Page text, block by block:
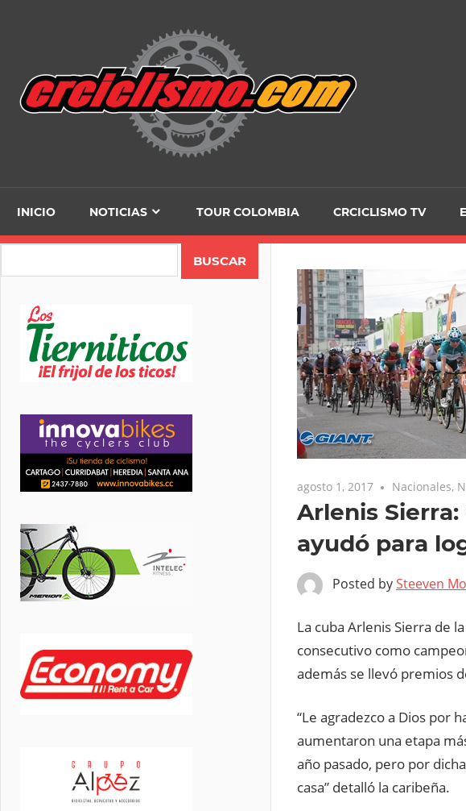
INICIO NOTICIAS TOUR COLOMBIA CRCICLISMO TV
agosto 1, 2017 Nacionales,
Arlenis
ayudó para
Posted bySteeven
La cuba Arlenis Sierra de
consecutivo como
además se llevó premios
“Le agradezco a Dios por
aumentaron una etapa
año pasado, pero por
casa” detalló la caribeña.